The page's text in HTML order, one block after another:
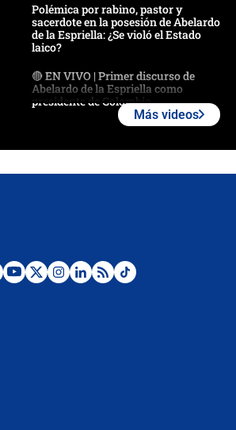
Polémica por rabino, pastor y
sacerdote en la posesión de Abelardo
de la Espriella: ¿Se violó el Estado
laico?
🔴 EN VIVO | Primer discurso de
Abelardo de la Espriella como
presidente de Colombia
Desde dermatitis hasta infecciones:
Más videos